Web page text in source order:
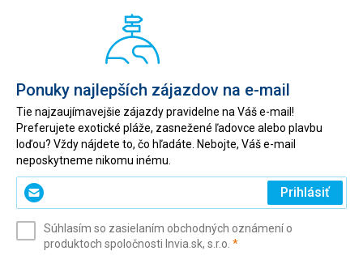
Ponuky najlepších zájazdov na e-mail
Tie najzaujímavejšie zájazdy pravidelne na Váš e-mail!
Preferujete exotické pláže, zasnežené ľadovce alebo plavbu
loďou? Vždy nájdete to, čo hľadáte. Nebojte, Váš e-mail
neposkytneme nikomu inému.
Zadajte
svoj
(povinné)
Prihlásiť
Súhlasím so zasielaním obchodných oznámení o
produktoch spoločnosti Invia.sk, s.r.o. *(povinné)